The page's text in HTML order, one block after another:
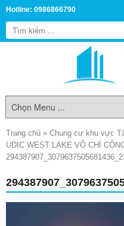
Hotline: 0986866790
Trang chủ » Chung cư khu vực
UDIC WEST LAKE VÕ CHÍ